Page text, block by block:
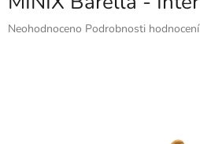
Průměrné
Neohodnoceno Podrobnosti hodnocení